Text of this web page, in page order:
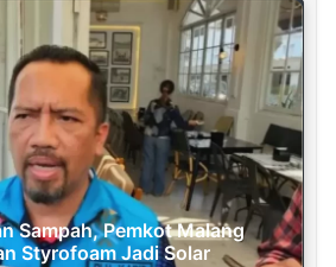
Sampah, Pemkot Malang
Styrofoam Jadi Solar